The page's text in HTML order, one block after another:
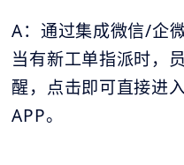
A：通过集成微信/企
当有新工单指派时，
醒，点击即可直接进
APP。